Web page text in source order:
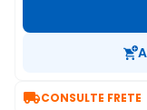
CONSULTE FRETE